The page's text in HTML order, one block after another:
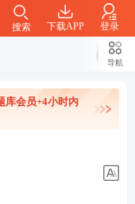
下载APP 登录
搜索
导航
库会员+4小时内